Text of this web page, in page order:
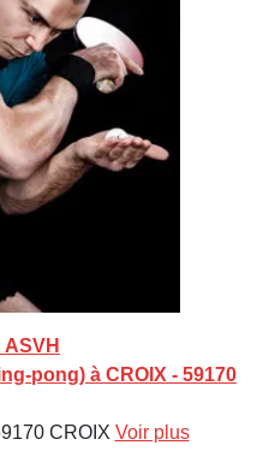
ASVH
pong) à CROIX - 59170
CROIX Voir plus